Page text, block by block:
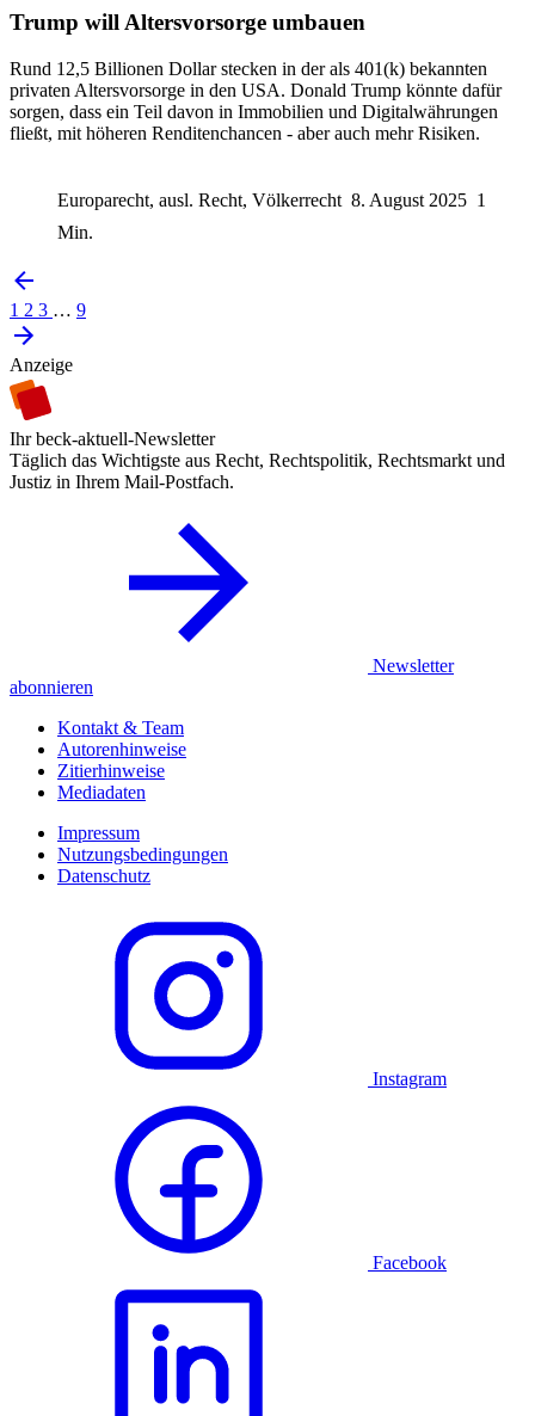
Trump will Altersvorsorge umbauen
Rund 12,5 Billionen Dollar stecken in der als 401(k) bekannten
privaten Altersvorsorge in den USA. Donald Trump könnte dafür
sorgen, dass ein Teil davon in Immobilien und Digitalwährungen
fließt, mit höheren Renditenchancen - aber auch mehr Risiken.
Europarecht, ausl. Recht, Völkerrecht 8. August 2025 1
Min.
1 2 3 … 9
Anzeige
Ihr beck-aktuell-Newsletter
Täglich das Wichtigste aus Recht, Rechtspolitik, Rechtsmarkt und
Justiz in Ihrem Mail-Postfach.
Newsletter
abonnieren
Kontakt & Team
Autorenhinweise
Zitierhinweise
Mediadaten
Impressum
Nutzungsbedingungen
Datenschutz
Instagram
Facebook